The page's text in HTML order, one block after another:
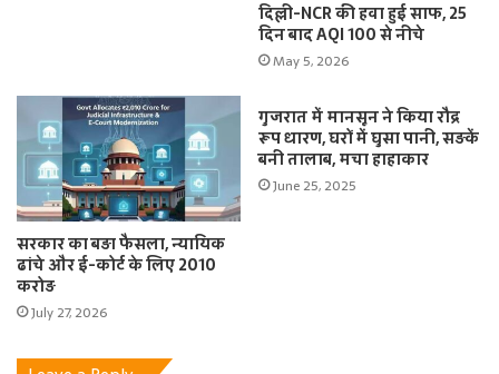
दिल्ली-NCR की हवा हुई साफ, 25
दिन बाद AQI 100 से नीचे
May 5, 2026
सरकार का बड़ा फैसला, न्यायिक
ढांचे और ई-कोर्ट के लिए 2010
करोड़
July 27, 2026
गुजरात में मानसून ने किया रौद्र
रूप धारण, घरों में घुसा पानी, सड़कें
बनी तालाब, मचा हाहाकार
June 25, 2025